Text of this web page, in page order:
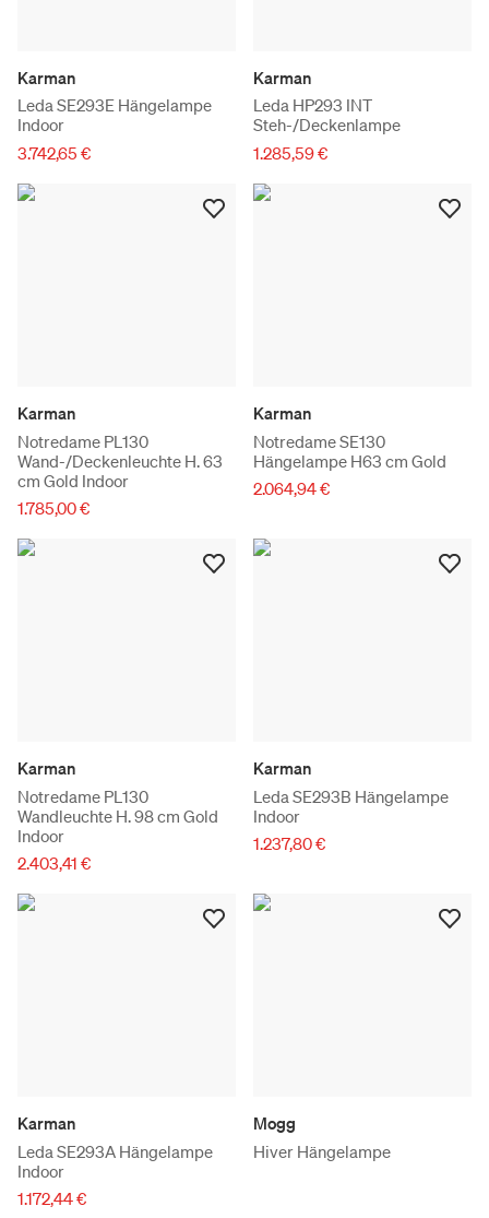
Karman
Leda SE293E Hängelampe
Indoor
3.742,65 €
Karman
Leda HP293 INT
Steh-/Deckenlampe
1.285,59 €
Karman
Notredame PL130
Wand-/Deckenleuchte H. 63
cm Gold Indoor
1.785,00 €
Karman
Notredame SE130
Hängelampe H63 cm Gold
2.064,94 €
Karman
Notredame PL130
Wandleuchte H. 98 cm Gold
Indoor
2.403,41 €
Karman
Leda SE293B Hängelampe
Indoor
1.237,80 €
Karman
Leda SE293A Hängelampe
Indoor
1.172,44 €
Mogg
Hiver Hängelampe